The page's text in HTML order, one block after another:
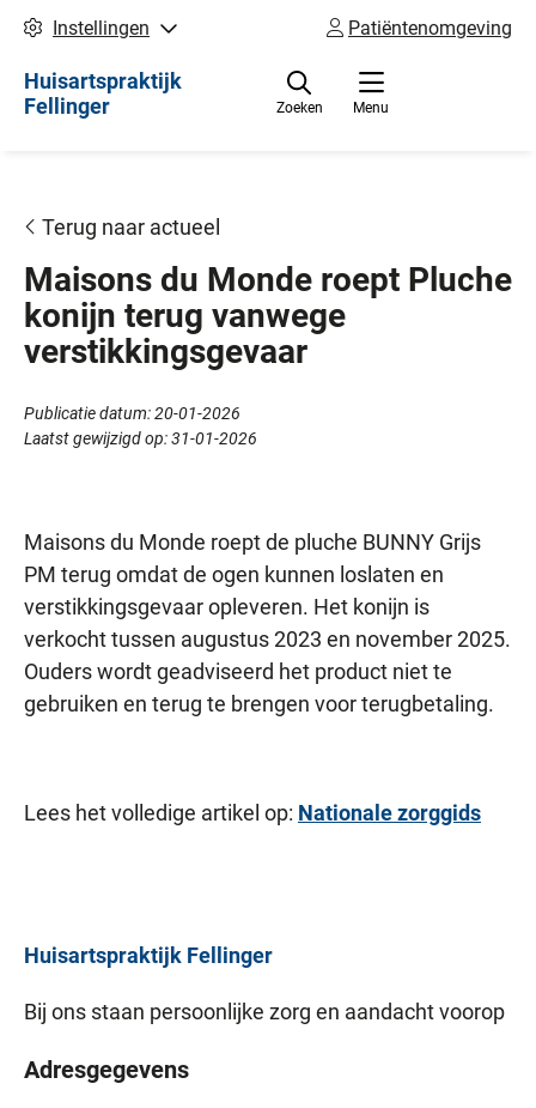
Instellingen Patiëntenomgeving
Huisartspraktijk
Fellinger
Menu
Zoeken
Maisons du Monde roept Pluche
konijn terug vanwege
verstikkingsgevaar
Terug naar actueel
Publicatie datum:20-01-2026
Laatst gewijzigd op:31-01-2026
Maisons du Monde roept de pluche BUNNY Grijs
PM terug omdat de ogen kunnen loslaten en
verstikkingsgevaar opleveren. Het konijn is
verkocht tussen augustus 2023 en november 2025.
Ouders wordt geadviseerd het product niet te
gebruiken en terug te brengen voor terugbetaling.
Lees het volledige artikel op: Nationale zorggids
Huisartspraktijk Fellinger
Bij ons staan persoonlijke zorg en aandacht voorop
Adresgegevens